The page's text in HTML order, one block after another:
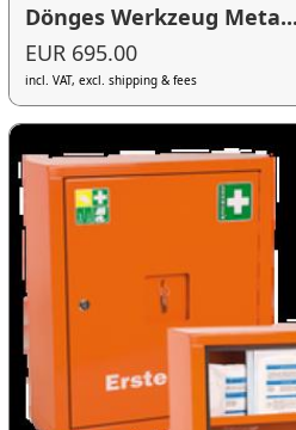
Dönges Werkzeug Meta...
EUR 695.00
incl. VAT, excl. shipping & fees